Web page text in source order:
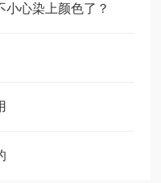
小心染上颜色了？